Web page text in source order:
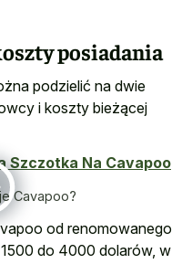
posiadania
podzielić na dwie
i koszty bieżącej
Szczotka Na Cavapoo
Cavapoo?
od renomowanego
do 4000 dolarów, w